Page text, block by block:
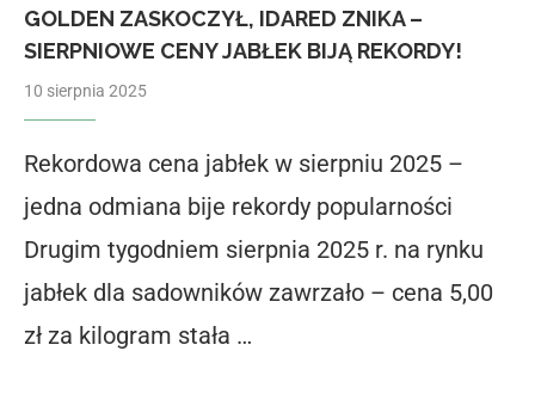
GOLDEN ZASKOCZYŁ, IDARED ZNIKA –
SIERPNIOWE CENY JABŁEK BIJĄ REKORDY!
10 sierpnia 2025
Rekordowa cena jabłek w sierpniu 2025 –
jedna odmiana bije rekordy popularności
Drugim tygodniem sierpnia 2025 r. na rynku
jabłek dla sadowników zawrzało – cena 5,00
zł za kilogram stała …